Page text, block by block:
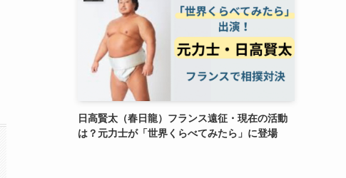
日高賢太（春日龍）フランス遠征・現在の活動
は？元力士が「世界くらべてみたら」に登場